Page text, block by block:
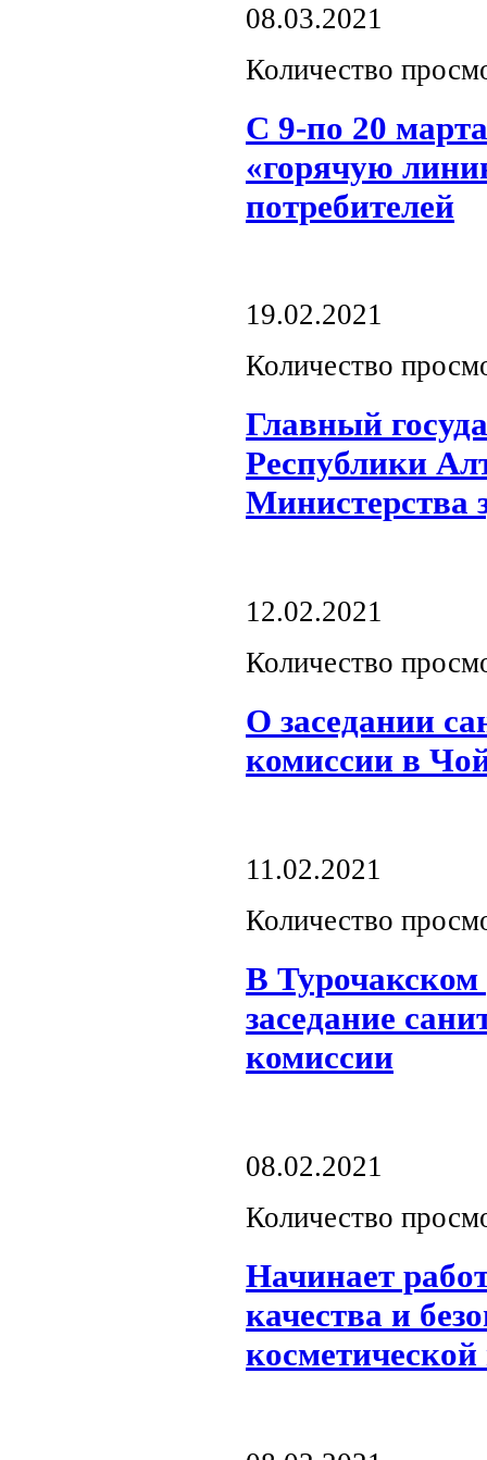
08.03.2021
Количество
С 9-по 20
«горячую
потребителей
19.02.2021
Количество
Главный
Республики
Министерства
12.02.2021
Количество
О заседании
комиссии в
11.02.2021
Количество
В Турочакском
заседание
комиссии
08.02.2021
Количество
Начинает
качества и